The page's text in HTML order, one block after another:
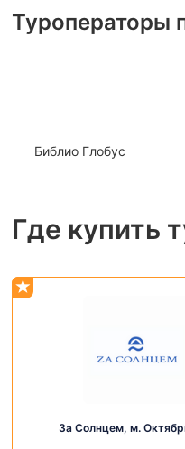
Туроператоры
Библио Глобус
Где купить
За Солнцем, м.